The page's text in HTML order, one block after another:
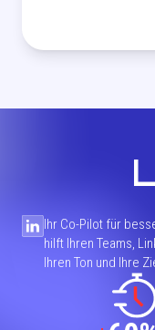
Ihr Co-Pilot für
hilft Ihren Teams,
Ihren Ton und Ihre